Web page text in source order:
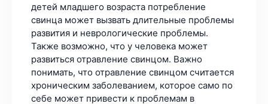
детей младшего возраста потребление
свинца может вызвать длительные проблемы
развития и неврологические проблемы.
Также возможно, что у человека может
развиться отравление свинцом. Важно
понимать, что отравление свинцом считается
хроническим заболеванием, которое само по
себе может привести к проблемам в